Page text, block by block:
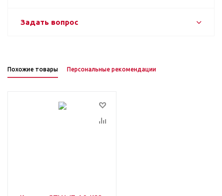
Задать вопрос
Похожие товары Персональные рекомендации